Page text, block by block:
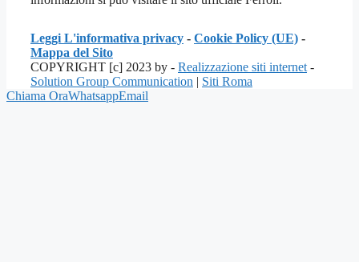
Leggi L'informativa privacy - Cookie Policy (UE) -
Mappa del Sito
COPYRIGHT [c] 2023 by - Realizzazione siti internet -
Solution Group Communication | Siti Roma
Chiama OraWhatsappEmail